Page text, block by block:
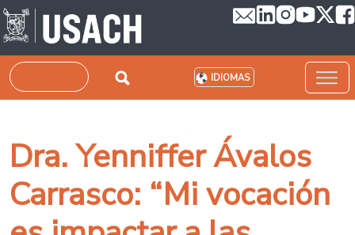
Pasar al contenido principal
Buscar IDIOMAS
Dra. Yenniffer Ávalos
Carrasco: “Mi vocación